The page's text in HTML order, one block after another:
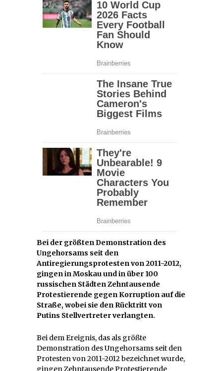
Bei der größten Demonstration des
Ungehorsams seit den
Antiregierungsprotesten von 2011-2012,
gingen in Moskau und in über 100
russischen Städten Zehntausende
Protestierende gegen Korruption auf die
Straße, wobei sie den Rücktritt von
Putins Stellvertreter verlangten.
Bei dem Ereignis, das als größte
Demonstration des Ungehorsams seit den
Protesten von 2011-2012 bezeichnet wurde,
gingen Zehntausende Protestierende